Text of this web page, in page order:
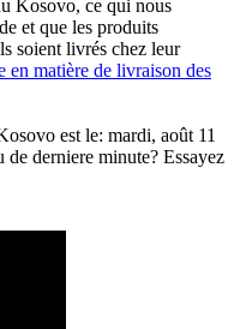
Kosovo, ce qui nous
et que les produits
soient livrés chez leur
en matière de livraison des
est le: mardi, août 11
de derniere minute? Essayez